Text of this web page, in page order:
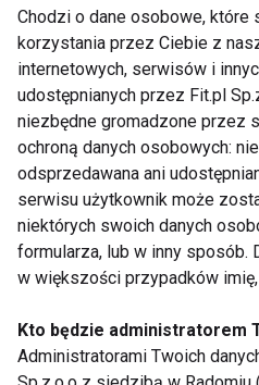
1. Tłuszcze zwierzęce
zastępować olejami
2. Należy unikać jedzenia
mięs, wędlin, serów,
podrobów, żółtek jaj, a
żywności typu fast-food.
3. Najlepiej zrezygnować z
napojów gazowanych.
4. Nie należy zmniejszać
cennych składników, np.
fermentowanych,
Chodzi o dane osobowe, które
korzystania przez Ciebie z
internetowych, serwisów i
udostępnianych przez Fit.pl
niezbędne gromadzone przez
ochroną danych osobowych:
odsprzedawana ani
serwisu użytkownik może
niektórych swoich danych
formularza, lub w inny sposób.
w większości przypadków
Kto będzie administratorem
Administratorami Twoich